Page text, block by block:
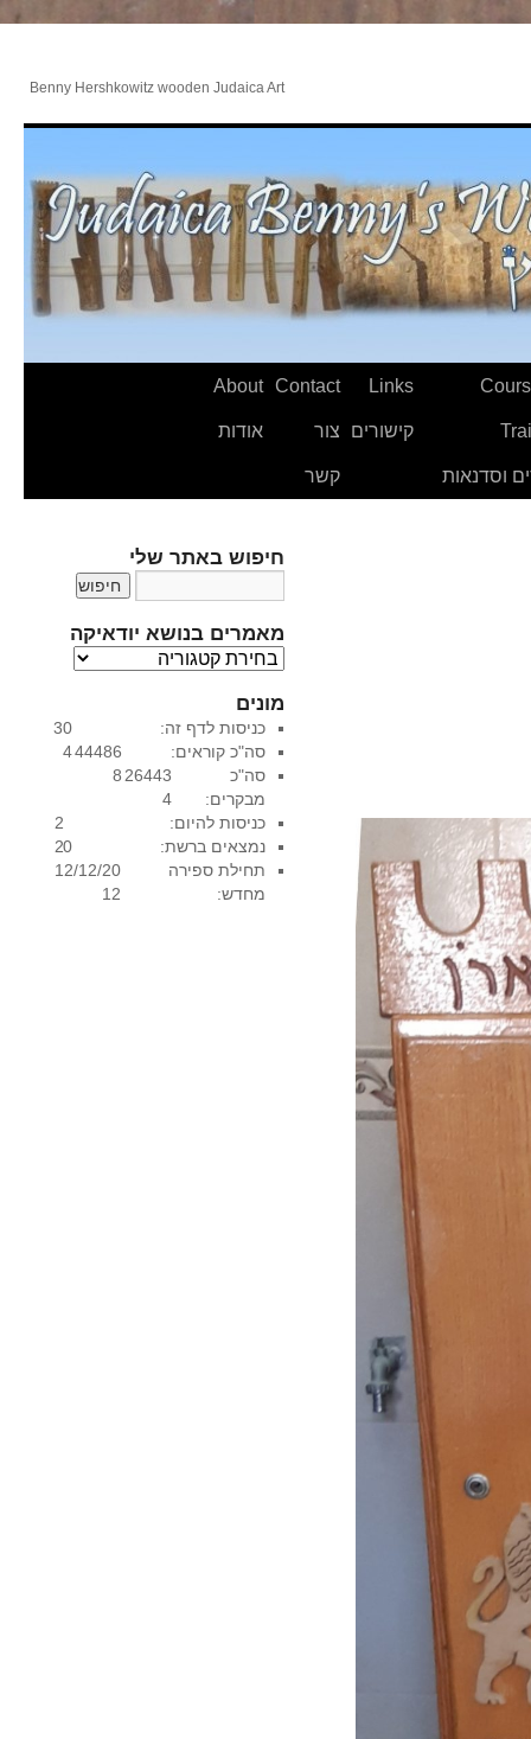
Benny Hershkowitz wooden Judaica Art
וסדנאות
Links
קישורים
Contact
צור
קשר
About
אודות
חיפוש באתר שלי
מאמרים בנושא יודאיקה
מ
מ
ר
י
ם
נ
ו
ש
מונים
30
4
כניסות לדף זה:
44486
8
סה"כ קוראים:
26443
4
סה"כ
מבקרים:
2
2
כניסות להיום:
0
נמצאים ברשת:
12/12/20
12
תחילת ספירה
מחדש: